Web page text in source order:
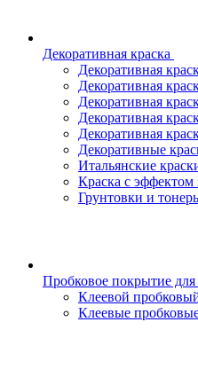
Декоративная краска
Декоративная
Декоративная
Декоративная
Декоративная
Декоративная
Декоративные
Итальянские
Краска с
Грунтовки и
Пробковое покрытие для
Клеевой
Клеевые